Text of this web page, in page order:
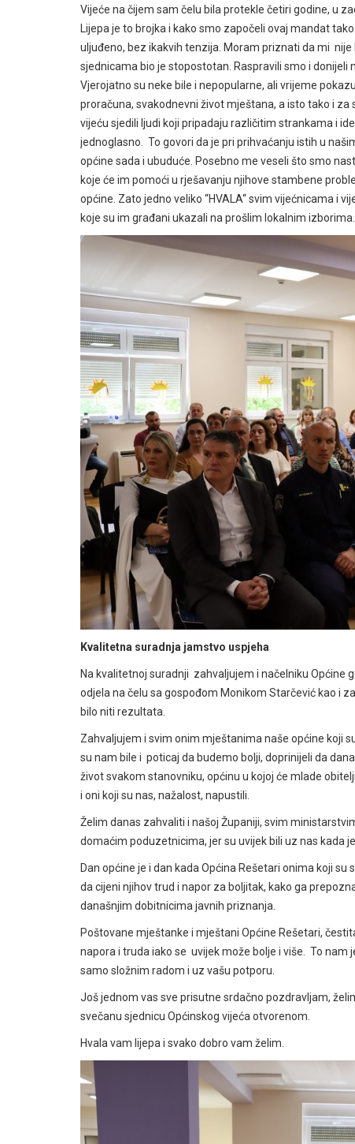
Vijeće na čijem sam čelu bila protekle četiri godine, u
Lijepa je to brojka i kako smo započeli ovaj mandat
uljuđeno, bez ikakvih tenzija. Moram priznati da mi
sjednicama bio je stopostotan. Raspravili smo i
Vjerojatno su neke bile i nepopularne, ali vrijeme
proračuna, svakodnevni život mještana, a isto tako i
vijeću sjedili ljudi koji pripadaju različitim strankama i
jednoglasno. To govori da je pri prihvaćanju istih u
općine sada i ubuduće. Posebno me veseli što smo
koje će im pomoći u rješavanju njihove stambene
općine. Zato jedno veliko “HVALA“ svim vijećnicama i
koje su im građani ukazali na prošlim lokalnim izborima.
Kvalitetna suradnja jamstvo uspjeha
Na kvalitetnoj suradnji zahvaljujem i načelniku
odjela na čelu sa gospođom Monikom Starčević kao i
bilo niti rezultata.
Zahvaljujem i svim onim mještanima naše općine koji
su nam bile i poticaj da budemo bolji, doprinijeli da
život svakom stanovniku, općinu u kojoj će mlade
i oni koji su nas, nažalost, napustili.
Želim danas zahvaliti i našoj Županiji, svim
domaćim poduzetnicima, jer su uvijek bili uz nas kada
Dan općine je i dan kada Općina Rešetari onima koji
da cijeni njihov trud i napor za boljitak, kako ga
današnjim dobitnicima javnih priznanja.
Poštovane mještanke i mještani Općine Rešetari,
napora i truda iako se uvijek može bolje i više. To
samo složnim radom i uz vašu potporu.
Još jednom vas sve prisutne srdačno pozdravljam,
svečanu sjednicu Općinskog vijeća otvorenom.
Hvala vam lijepa i svako dobro vam želim.